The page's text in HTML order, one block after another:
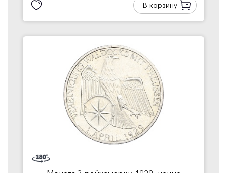
В корзину